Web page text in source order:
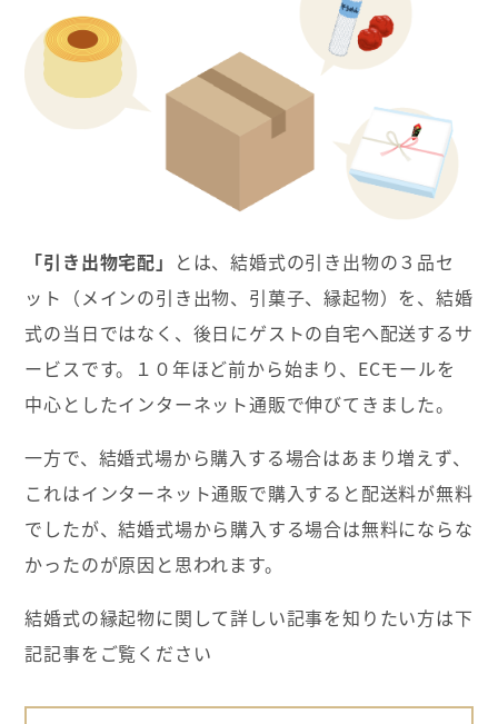
「引き出物宅配」 とは、結婚式の引き出物の３品セ
ット（メインの引き出物、引菓子、縁起物）を、結婚
式の当日ではなく、後日にゲストの自宅へ配送するサ
ービスです。１０年ほど前から始まり、ECモールを
中心としたインターネット通販で伸びてきました。
一方で、結婚式場から購入する場合はあまり増えず、
これはインターネット通販で購入すると配送料が無料
でしたが、結婚式場から購入する場合は無料にならな
かったのが原因と思われます。
結婚式の縁起物に関して詳しい記事を知りたい方は下
記記事をご覧ください